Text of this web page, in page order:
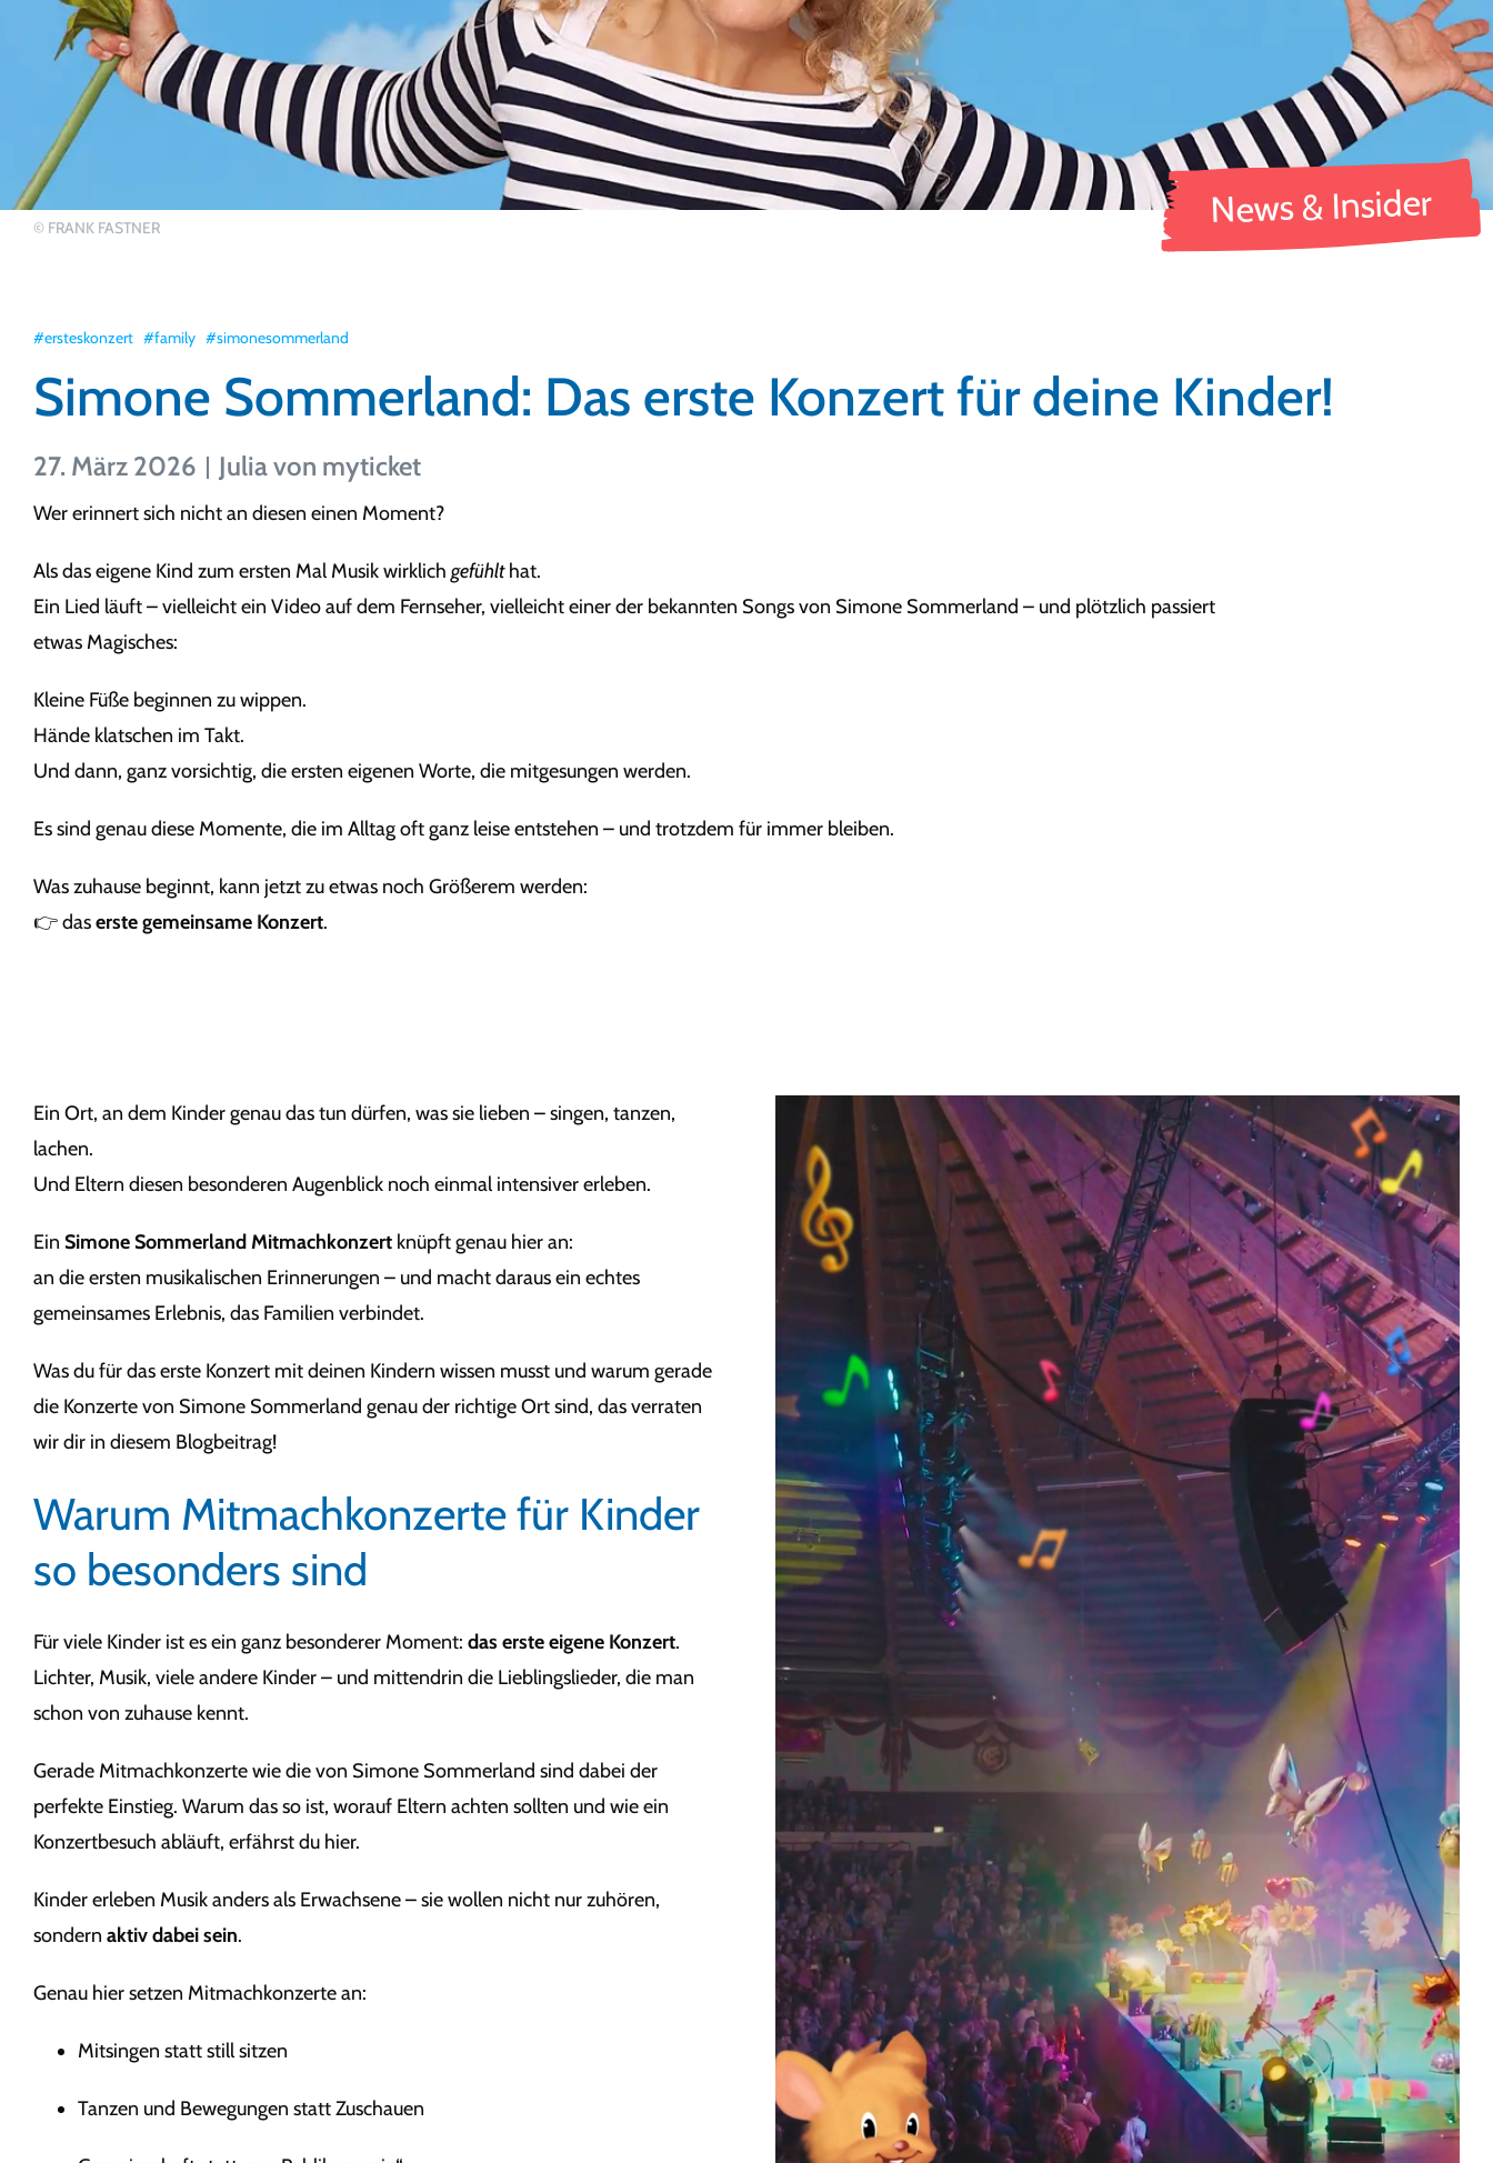
News & Insider
© FRANK FASTNER
#ersteskonzert #family #simonesommerland
Simone Sommerland: Das erste Konzert für deine Kinder!
27. März 2026 Julia von myticket
Wer erinnert sich nicht an diesen einen Moment?
Als das eigene Kind zum ersten Mal Musik wirklich gefühlthat.
Ein Lied läuft – vielleicht ein Video auf dem Fernseher, vielleicht einer der bekannten Songs von Simone Sommerland – und plötzlich passiert
etwas Magisches:
Kleine Füße beginnen zu wippen.
Hände klatschen im Takt.
Und dann, ganz vorsichtig, die ersten eigenen Worte, die mitgesungen werden.
Es sind genau diese Momente, die im Alltag oft ganz leise entstehen – und trotzdem für immer bleiben.
Was zuhause beginnt, kann jetzt zu etwas noch Größerem werden:
👉 daserste gemeinsame Konzert.
Ein Ort, an dem Kinder genau das tun dürfen, was sie lieben – singen, tanzen,
lachen.
Und Eltern diesen besonderen Augenblick noch einmal intensiver erleben.
Ein Simone Sommerland Mitmachkonzertknüpft genau hier an:
an die ersten musikalischen Erinnerungen – und macht daraus ein echtes
gemeinsames Erlebnis, das Familien verbindet.
Was du für das erste Konzert mit deinen Kindern wissen musst und warum gerade
die Konzerte von Simone Sommerland genau der richtige Ort sind, das verraten
wir dir in diesem Blogbeitrag!
Warum Mitmachkonzerte für Kinder
so besonders sind
Für viele Kinder ist es ein ganz besonderer Moment: das erste eigene Konzert.
Lichter, Musik, viele andere Kinder – und mittendrin die Lieblingslieder, die man
schon von zuhause kennt.
Gerade Mitmachkonzerte wie die von Simone Sommerland sind dabei der
perfekte Einstieg. Warum das so ist, worauf Eltern achten sollten und wie ein
Konzertbesuch abläuft, erfährst du hier.
Kinder erleben Musik anders als Erwachsene – sie wollen nicht nur zuhören,
sondern aktiv dabei sein.
Genau hier setzen Mitmachkonzerte an:
Mitsingen statt still sitzen
Tanzen und Bewegungen statt Zuschauen